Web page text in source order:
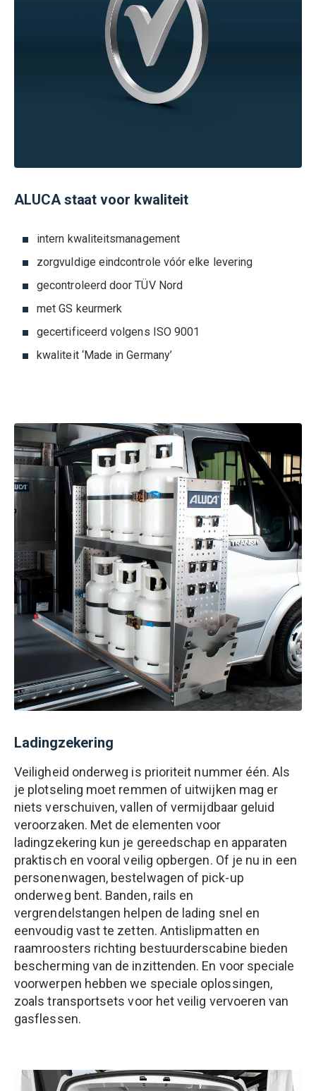
ALUCA staat voor kwaliteit
intern kwaliteitsmanagement
zorgvuldige eindcontrole vóór elke levering
gecontroleerd door TÜV Nord
met GS keurmerk
gecertificeerd volgens ISO 9001
kwaliteit ‘Made in Germany’
Ladingzekering
Veiligheid onderweg is prioriteit nummer één. Als
je plotseling moet remmen of uitwijken mag er
niets verschuiven, vallen of vermijdbaar geluid
veroorzaken. Met de elementen voor
ladingzekering kun je gereedschap en apparaten
praktisch en vooral veilig opbergen. Of je nu in een
personenwagen, bestelwagen of pick-up
onderweg bent. Banden, rails en
vergrendelstangen helpen de lading snel en
eenvoudig vast te zetten. Antislipmatten en
raamroosters richting bestuurderscabine bieden
bescherming van de inzittenden. En voor speciale
voorwerpen hebben we speciale oplossingen,
zoals transportsets voor het veilig vervoeren van
gasflessen.